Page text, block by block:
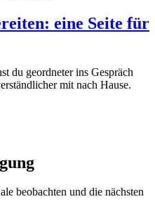
eine Seite für
du geordneter ins Gespräch
mit nach Hause.
beobachten und die nächsten